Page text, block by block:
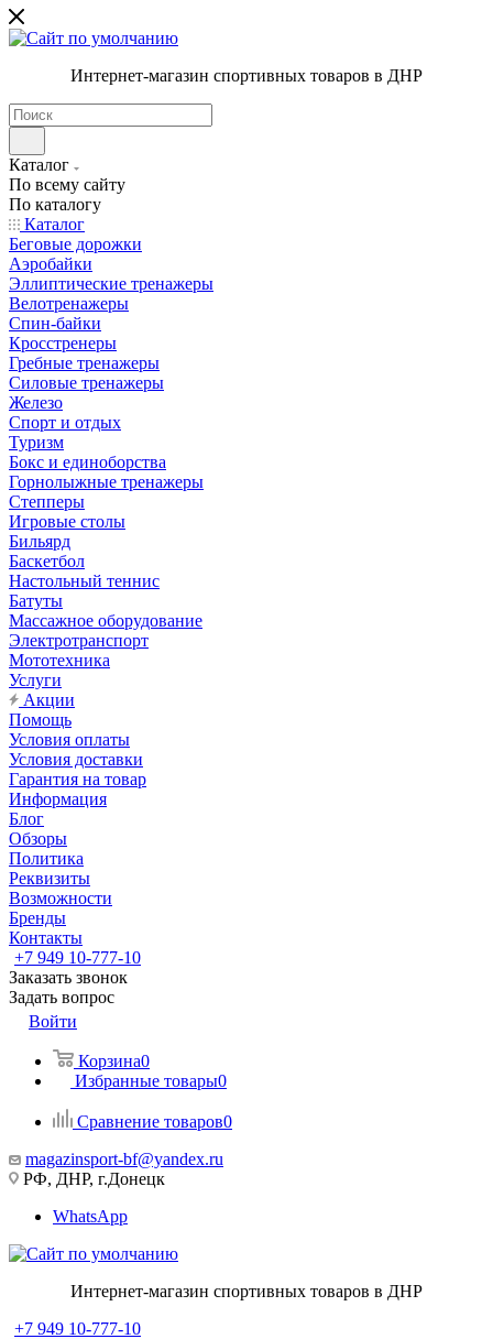
Интернет-магазин спортивных товаров в ДНР
Каталог
По всему сайту
По каталогу
Каталог
Беговые дорожки
Аэробайки
Эллиптические тренажеры
Велотренажеры
Спин-байки
Кросстренеры
Гребные тренажеры
Силовые тренажеры
Железо
Спорт и отдых
Туризм
Бокс и единоборства
Горнолыжные тренажеры
Степперы
Игровые столы
Бильярд
Баскетбол
Настольный теннис
Батуты
Массажное оборудование
Электротранспорт
Мототехника
Услуги
Акции
Помощь
Условия оплаты
Условия доставки
Гарантия на товар
Информация
Блог
Обзоры
Политика
Реквизиты
Возможности
Бренды
Контакты
+7 949 10-777-10
Заказать звонок
Задать вопрос
Войти
Корзина0
Избранные товары0
Сравнение товаров0
magazinsport-bf@yandex.ru
РФ, ДНР, г.Донецк
WhatsApp
Интернет-магазин спортивных товаров в ДНР
+7 949 10-777-10